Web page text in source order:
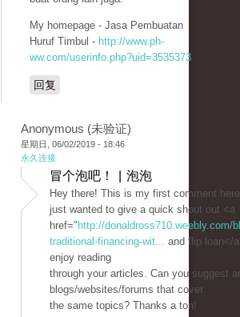
My homepage - Jasa Pembuatan
Huruf Timbul - http://www.ph-
ww.com/userinfo.php?uid=3535373
回复
Anonymous (未验证)
星期日, 06/02/2019 - 18:46
永久连接
冒个泡吧！ | 泡泡
Hey there! This is my first comment
just wanted to give a quick shout out <a
href=" http://donaldross710.weebly.com/
traditional-financing-wit... and flip loan</
enjoy reading
through your articles. Can you suggest
blogs/websites/forums that cover
the same topics? Thanks a ton!